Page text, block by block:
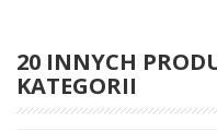
20 INNYCH
KATEGORII